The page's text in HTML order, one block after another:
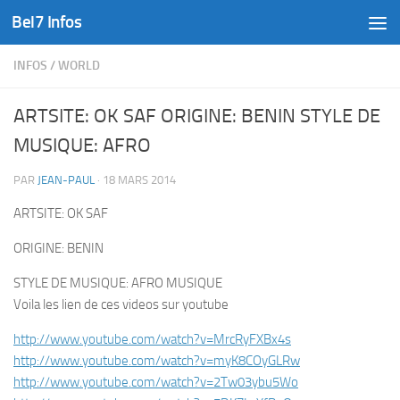
Skip to content
Bel7 Infos
INFOS /WORLD
ARTSITE: OK SAF ORIGINE: BENIN STYLE DE
MUSIQUE: AFRO
PAR JEAN-PAUL · 18 MARS 2014
ARTSITE: OK SAF
ORIGINE: BENIN
STYLE DE MUSIQUE: AFRO MUSIQUE
Voila les lien de ces videos sur youtube
http://www.youtube.com/watch?v=MrcRyFXBx4s
http://www.youtube.com/watch?v=myK8COyGLRw
http://www.youtube.com/watch?v=2Tw03ybu5Wo